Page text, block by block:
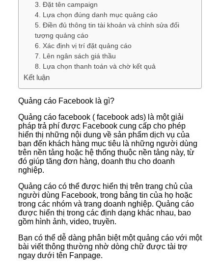
3. Đặt tên campaign
4. Lựa chọn đúng danh mục quảng cáo
5. Điền đủ thông tin tài khoản và chỉnh sửa đối
tượng quảng cáo
6. Xác định vị trí đặt quảng cáo
7. Lên ngân sách giá thầu
8. Lựa chọn thanh toán và chờ kết quả
Kết luận
Quảng cáo Facebook là gì?
Quảng cáo facebook ( facebook ads) là một giải
pháp trả phí được Facebook cung cấp cho phép
hiển thị những nội dung về sản phẩm dịch vụ của
bạn đến khách hàng mục tiêu là những người dùng
trên nền tảng hoặc hệ thống thuộc nền tảng này, từ
đó giúp tăng đơn hàng, doanh thu cho doanh
nghiệp.
Quảng cáo có thể được hiển thị trên trang chủ của
người dùng Facebook, trong bảng tin của họ hoặc
trong các nhóm và trang doanh nghiệp. Quảng cáo
được hiển thị trong các định dạng khác nhau, bao
gồm hình ảnh, video, truyền.
Bạn có thể dễ dàng phân biệt một quảng cáo với một
bài viết thông thường nhờ dòng chữ được tài trợ
ngay dưới tên Fanpage.